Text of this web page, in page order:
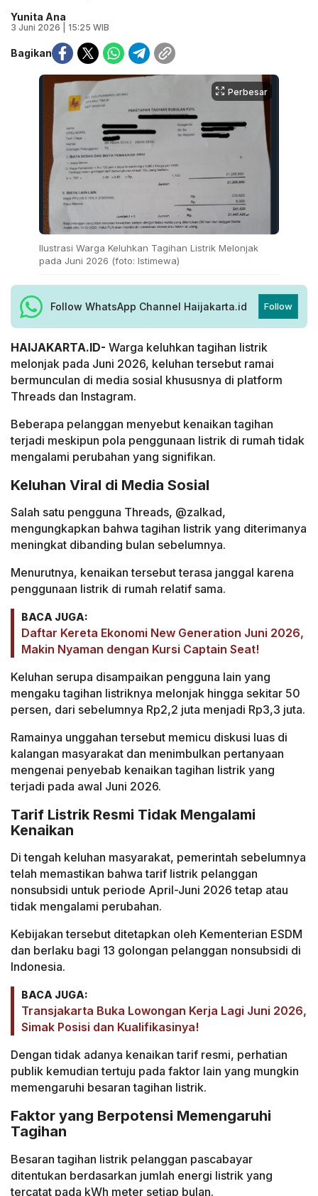
Yunita Ana
3 Juni 2026 | 15:25 WIB
Bagikan
Perbesar
Ilustrasi Warga Keluhkan Tagihan Listrik Melonjak
pada Juni 2026 (foto: Istimewa)
Follow WhatsApp Channel Haijakarta.id Follow
HAIJAKARTA.ID- Warga keluhkan tagihan listrik
melonjak pada Juni 2026, keluhan tersebut ramai
bermunculan di media sosial khususnya di platform
Threads dan Instagram.
Beberapa pelanggan menyebut kenaikan tagihan
terjadi meskipun pola penggunaan listrik di rumah tidak
mengalami perubahan yang signifikan.
Keluhan Viral di Media Sosial
Salah satu pengguna Threads, @zalkad,
mengungkapkan bahwa tagihan listrik yang diterimanya
meningkat dibanding bulan sebelumnya.
Menurutnya, kenaikan tersebut terasa janggal karena
penggunaan listrik di rumah relatif sama.
BACA JUGA:
Daftar Kereta Ekonomi New Generation Juni 2026,
Makin Nyaman dengan Kursi Captain Seat!
Keluhan serupa disampaikan pengguna lain yang
mengaku tagihan listriknya melonjak hingga sekitar 50
persen, dari sebelumnya Rp2,2 juta menjadi Rp3,3 juta.
Ramainya unggahan tersebut memicu diskusi luas di
kalangan masyarakat dan menimbulkan pertanyaan
mengenai penyebab kenaikan tagihan listrik yang
terjadi pada awal Juni 2026.
Tarif Listrik Resmi Tidak Mengalami
Kenaikan
Di tengah keluhan masyarakat, pemerintah sebelumnya
telah memastikan bahwa tarif listrik pelanggan
nonsubsidi untuk periode April-Juni 2026 tetap atau
tidak mengalami perubahan.
Kebijakan tersebut ditetapkan oleh Kementerian ESDM
dan berlaku bagi 13 golongan pelanggan nonsubsidi di
Indonesia.
BACA JUGA:
Transjakarta Buka Lowongan Kerja Lagi Juni 2026,
Simak Posisi dan Kualifikasinya!
Dengan tidak adanya kenaikan tarif resmi, perhatian
publik kemudian tertuju pada faktor lain yang mungkin
memengaruhi besaran tagihan listrik.
Faktor yang Berpotensi Memengaruhi
Tagihan
Besaran tagihan listrik pelanggan pascabayar
ditentukan berdasarkan jumlah energi listrik yang
tercatat pada kWh meter setiap bulan.